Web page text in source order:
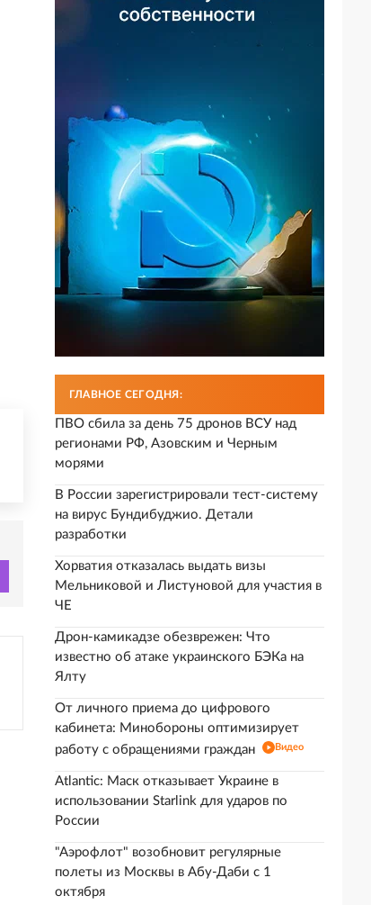
ГЛАВНОЕ СЕГОДНЯ:
ПВО сбила за день 75 дронов ВСУ над
регионами РФ, Азовским и Черным
морями
В России зарегистрировали тест-систему
на вирус Бундибуджио. Детали
разработки
Хорватия отказалась выдать визы
Мельниковой и Листуновой для участия в
ЧЕ
Дрон-камикадзе обезврежен: Что
известно об атаке украинского БЭКа на
Ялту
От личного приема до цифрового
кабинета: Минобороны оптимизирует
работу с обращениями граждан
Видео
Atlantic: Маск отказывает Украине в
использовании Starlink для ударов по
России
"Аэрофлот" возобновит регулярные
полеты из Москвы в Абу-Даби с 1
октября